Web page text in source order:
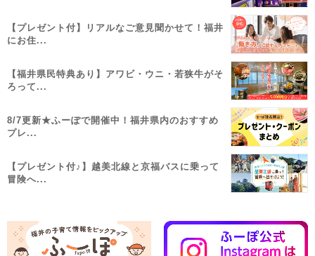
【プレゼント付】リアルなご意見聞かせて！福井
にお住...
【福井県民特典あり】アワビ・ウニ・若狭牛がそ
ろって...
8/7更新★ふーぽで開催中！福井県内のおすすめ
プレ...
【プレゼント付♪】越美北線と京福バスに乗って
冒険へ...